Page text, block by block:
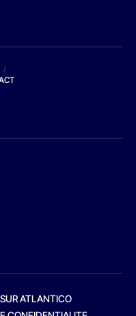
/
ATLANTICO